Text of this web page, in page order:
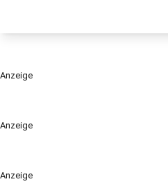
Anzeige
Anzeige
Anzeige